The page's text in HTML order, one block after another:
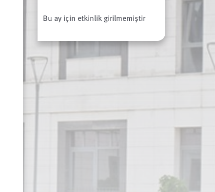
Bu ay için etkinlik girilmemiştir